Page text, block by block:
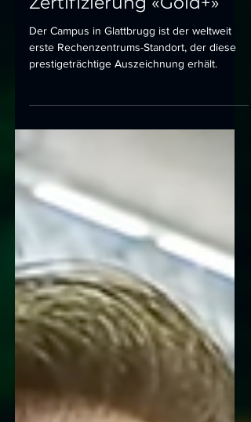
Nachhaltigkeits-
Benchmark mit SDEA-
Zertifizierung «Gold+»
erste Rechenzentrums-Standort, der diese